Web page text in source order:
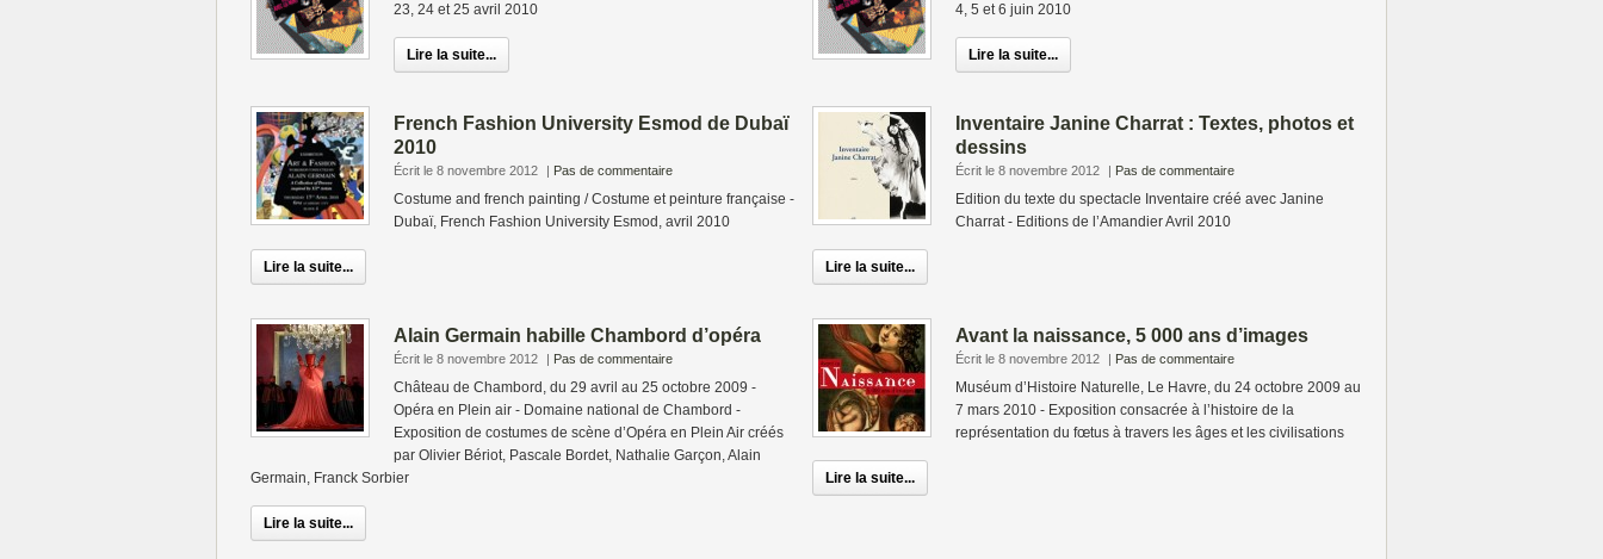
4, 5 et 6 juin 2010
Lire la suite...
23, 24 et 25 avril 2010
Lire la suite...
Inventaire Janine Charrat : Textes, photos et
dessins
Écrit le 8 novembre 2012 | Pas de commentaire
Edition du texte du spectacle Inventaire créé avec Janine
Charrat - Editions de l’Amandier Avril 2010
Lire la suite...
French Fashion University Esmod de Dubaï
2010
Écrit le 8 novembre 2012 | Pas de commentaire
Costume and french painting / Costume et peinture française -
Dubaï, French Fashion University Esmod, avril 2010
Lire la suite...
Avant la naissance, 5 000 ans d’images
Écrit le 8 novembre 2012 | Pas de commentaire
Muséum d’Histoire Naturelle, Le Havre, du 24 octobre 2009 au
7 mars 2010 - Exposition consacrée à l’histoire de la
représentation du fœtus à travers les âges et les civilisations
Lire la suite...
Alain Germain habille Chambord d’opéra
Écrit le 8 novembre 2012 | Pas de commentaire
Château de Chambord, du 29 avril au 25 octobre 2009 -
Opéra en Plein air - Domaine national de Chambord -
Exposition de costumes de scène d’Opéra en Plein Air créés
par Olivier Bériot, Pascale Bordet, Nathalie Garçon, Alain
Germain, Franck Sorbier
Lire la suite...